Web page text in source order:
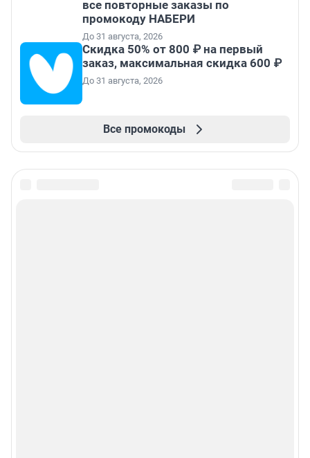
все повторные заказы по
промокоду НАБЕРИ
До 31 августа, 2026
Скидка 50% от 800 ₽ на первый
заказ, максимальная скидка 600 ₽
До 31 августа, 2026
Все промокоды